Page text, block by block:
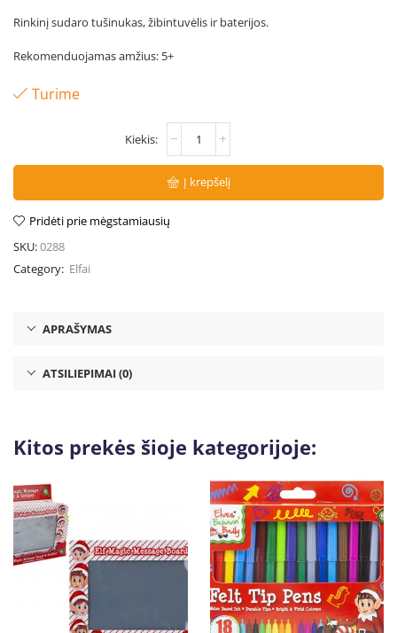
Rinkinį sudaro tušinukas, žibintuvėlis ir baterijos.
Rekomenduojamas amžius: 5+
Turime
Į krepšelį
Pridėti prie mėgstamiausių
SKU:0288
Category: Elfai
APRAŠYMAS
ATSILIEPIMAI (0)
Kitos prekės šioje kategorijoje: